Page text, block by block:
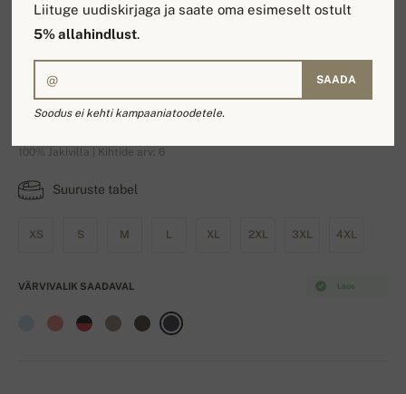
Ivan
100% Jakivilla | Kihtide arv: 6
Suuruste tabel
XS S M L XL 2XL 3XL 4XL
Laos
VÄRVIVALIK SAADAVAL
Liituge uudiskirjaga ja saate oma esimeselt ostult
5% allahindlust.
SAADA
Soodus ei kehti kampaaniatoodetele.